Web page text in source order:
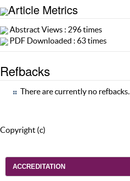
Article Metrics
Abstract Views : 296 times
PDF Downloaded : 63 times
Refbacks
There are currently no refbacks.
Copyright (c)
ACCREDITATION